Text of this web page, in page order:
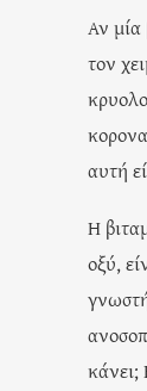
Αν μία
τον
αυτή
Η
οξύ,
κάνει;